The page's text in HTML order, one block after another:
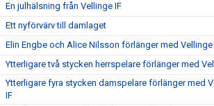
En julhälsning från Vellinge IF
Ett nyförvärv till damlaget
Elin Engbe och Alice Nilsson förlänger med Vellinge
Ytterligare två stycken herrspelare förlänger med
Ytterligare fyra stycken damspelare förlänger med
IF